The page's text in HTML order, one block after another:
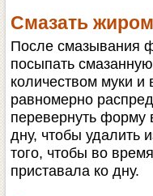
Смазать
После смазывания
посыпать
количеством муки и
равномерно
перевернуть форму
дну, чтобы удалить
того, чтобы во
приставала ко дну.